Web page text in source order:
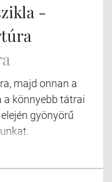
-
majd onnan a
a könnyebb tátrai
gyönyörű